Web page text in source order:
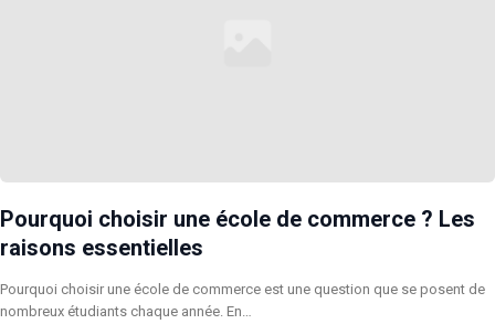
Pourquoi choisir une école de commerce ? Les
raisons essentielles
Pourquoi choisir une école de commerce est une question que se posent de
nombreux étudiants chaque année. En…